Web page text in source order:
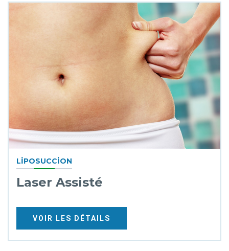
LIPOSUCCION
Laser Assisté
VOIR LES DÉTAILS